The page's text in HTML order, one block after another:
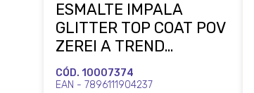
ESMALTE IMPALA
GLITTER TOP COAT POV
ZEREI A TREND
MUNDIAL
CÓD. 10007374
EAN - 7896111904237